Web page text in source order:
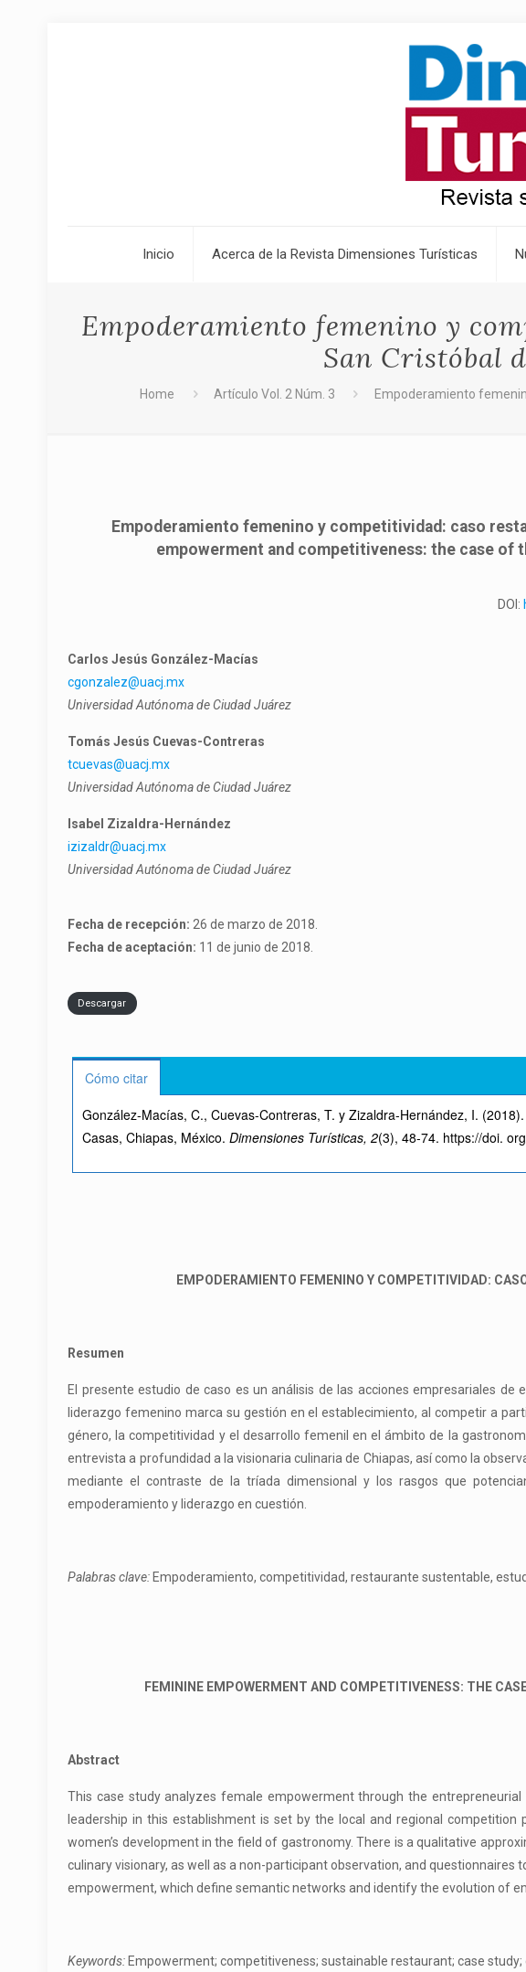
Inicio Acerca de la Revista Dimensiones Turísticas
Empoderamiento femenino y
San Cristóbal
Home Artículo Vol. 2 Núm. 3 Empoderamiento
Empoderamiento femenino y competitividad: caso
empowerment and competitiveness: the case of
DOI:
Carlos Jesús González-Macías
cgonzalez@uacj.mx
Universidad Autónoma de Ciudad Juárez
Tomás Jesús Cuevas-Contreras
tcuevas@uacj.mx
Universidad Autónoma de Ciudad Juárez
Isabel Zizaldra-Hernández
izizaldr@uacj.mx
Universidad Autónoma de Ciudad Juárez
Fecha de recepción: 26 de marzo de 2018.
Fecha de aceptación: 11 de junio de 2018.
Descargar
Cómo citar
González-Macías, C., Cuevas-Contreras, T. y Zizaldra-Hernández, I.
Casas, Chiapas, México.Dimensiones Turísticas, 2(3), 48-74. https://doi.
EMPODERAMIENTO FEMENINO Y COMPETITIVIDAD:
Resumen
El presente estudio de caso es un análisis de las acciones empresariales
liderazgo femenino marca su gestión en el establecimiento, al competir a
género, la competitividad y el desarrollo femenil en el ámbito de la
entrevista a profundidad a la visionaria culinaria de Chiapas, así como la
mediante el contraste de la tríada dimensional y los rasgos que
empoderamiento y liderazgo en cuestión.
Palabras clave: Empoderamiento, competitividad, restaurante sustentable,
FEMININE EMPOWERMENT AND COMPETITIVENESS: THE
Abstract
This case study analyzes female empowerment through the
leadership in this establishment is set by the local and regional
women’s development in the field of gastronomy. There is a qualitative
culinary visionary, as well as a non-participant observation, and
empowerment, which define semantic networks and identify the evolution of
Keywords: Empowerment; competitiveness; sustainable restaurant; case study;